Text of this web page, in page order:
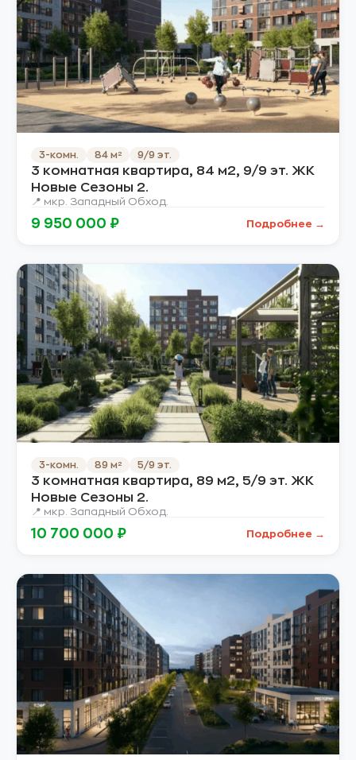
3-комн. 84 м² 9/9 эт.
3 комнатная квартира, 84 м2, 9/9 эт. ЖК
Новые Сезоны 2.
📍 мкр. Западный Обход.
9 950 000 ₽ Подробнее →
3-комн. 89 м² 5/9 эт.
3 комнатная квартира, 89 м2, 5/9 эт. ЖК
Новые Сезоны 2.
📍 мкр. Западный Обход.
10 700 000 ₽ Подробнее →